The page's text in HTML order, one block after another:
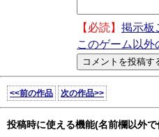
【必読】 掲示板
このゲーム以外
<<前の作品 次の作品>>
投稿時に使える機能(名前欄以外